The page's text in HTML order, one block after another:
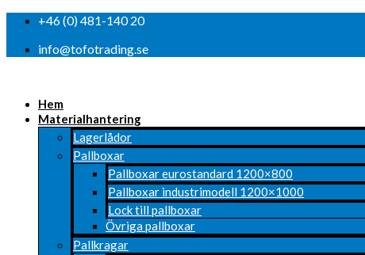
+46 (0) 481-140 20
info@tofotrading.se
Hem
Materialhantering
Lagerlådor
Pallboxar
Pallboxar eurostandard 1200×800
Pallboxar industrimodell 1200×1000
Lock till pallboxar
Övriga pallboxar
Pallkragar